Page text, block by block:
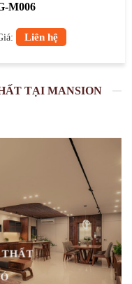
M006
Liên hệ
TẠI MANSION